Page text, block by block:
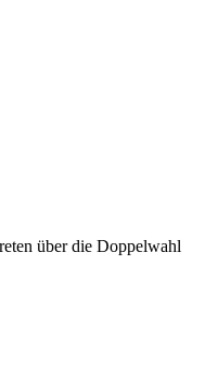
über die Doppelwahl